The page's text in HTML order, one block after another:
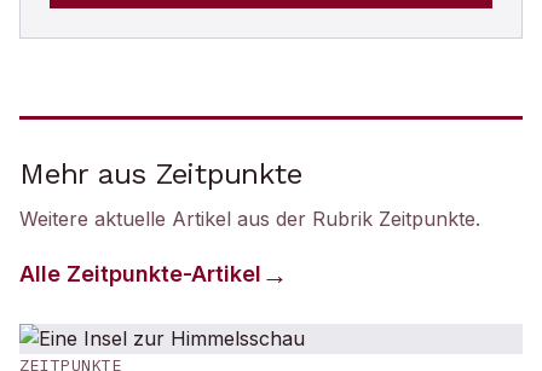
Mehr aus Zeitpunkte
Weitere aktuelle Artikel aus der Rubrik Zeitpunkte.
Alle Zeitpunkte-Artikel
ZEITPUNKTE